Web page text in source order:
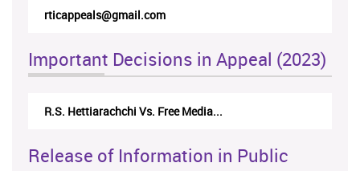
rticappeals@gmail.com
Important Decisions in Appeal (2023)
Centre for Society and Religion V...
Release of Information in Public